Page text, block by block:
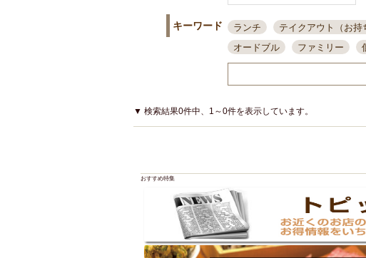
キーワード ランチ テイクアウト（お持
オードブル
ファミリー
接待・会食
ちょい飲み
結婚式二次会
夜10時以降入店可
県産魚
アサヒスーパードライ
県庁
大部屋50名以上～
オリオン
ハッピーアワー
アグー豚
▼ 検索結果0件中、1～0件を表示しています。
おすすめ特集